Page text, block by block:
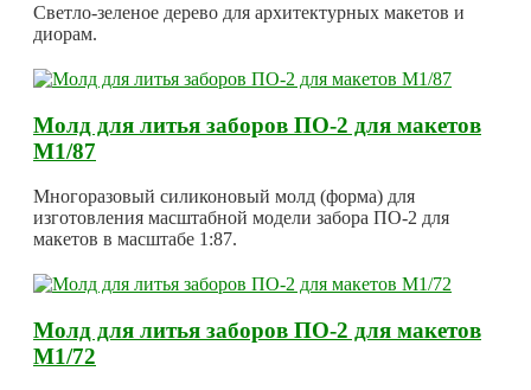
Светло-зеленое дерево для архитектурных макетов и
диорам.
Молд для литья заборов ПО-2 для макетов
М1/87
Многоразовый силиконовый молд (форма) для
изготовления масштабной модели забора ПО-2 для
макетов в масштабе 1:87.
Молд для литья заборов ПО-2 для макетов
М1/72